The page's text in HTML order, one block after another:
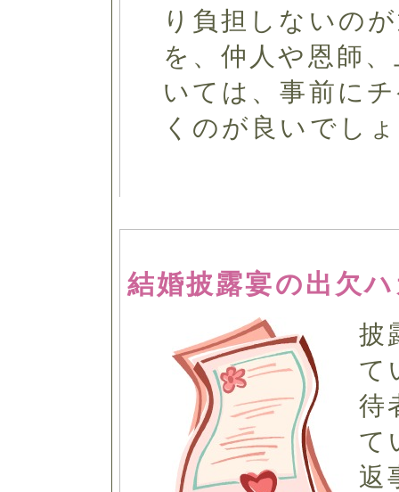
り負担しないの
を、仲人や恩師
いては、事前に
くのが良いでし
結婚披露宴の出欠
披
て
待
て
返